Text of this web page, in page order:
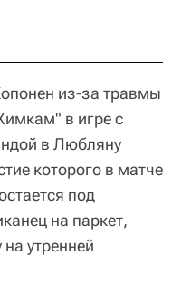
из-за травмы
в игре с
в Любляну
которого в матче
под
на паркет,
утренней